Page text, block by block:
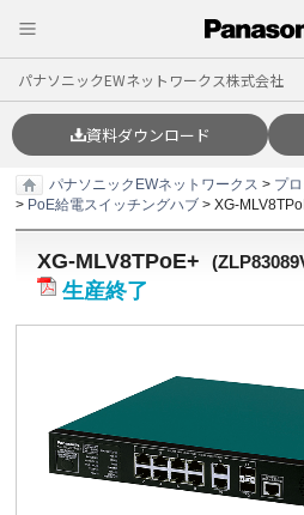
パナソニックEWネットワークス株式会社
資料ダウンロード
パナソニックEWネットワークス > プ
> PoE給電スイッチングハブ > XG-
XG-MLV8TPoE+ (
生産終了